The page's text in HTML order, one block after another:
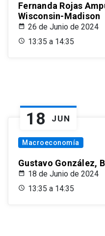
Fernanda Rojas
Wisconsin-Madison
26 de Junio de 2024
13:35 a 14:35
18 JUN
Macroeconomía
Gustavo González,
18 de Junio de 2024
13:35 a 14:35